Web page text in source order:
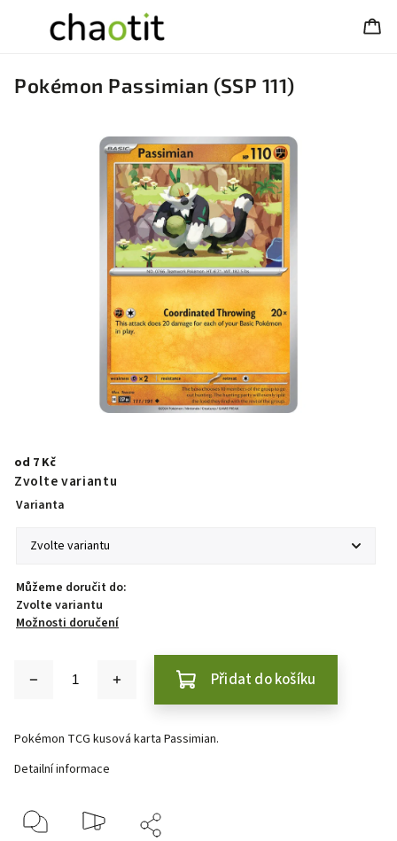
Pokémon Passimian (SSP 111)
od 7 Kč
Zvolte variantu
Varianta
Můžeme doručit do:
Zvolte variantu
Možnosti doručení
Přidat do košíku
Pokémon TCG kusová karta Passimian.
Detailní informace